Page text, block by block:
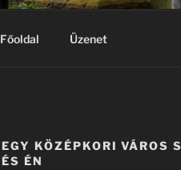
Főoldal Üzenet
EGY KÖZÉPKORI VÁROS
ÉS ÉN